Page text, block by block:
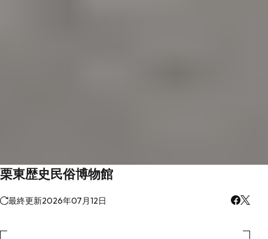
栗東歴史民俗博物館
最終更新2026年07月12日